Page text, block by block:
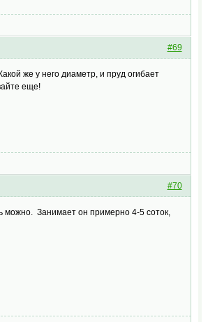
#69
же у него диаметр, и пруд огибает
еще!
#70
можно. Занимает он примерно 4-5 соток,